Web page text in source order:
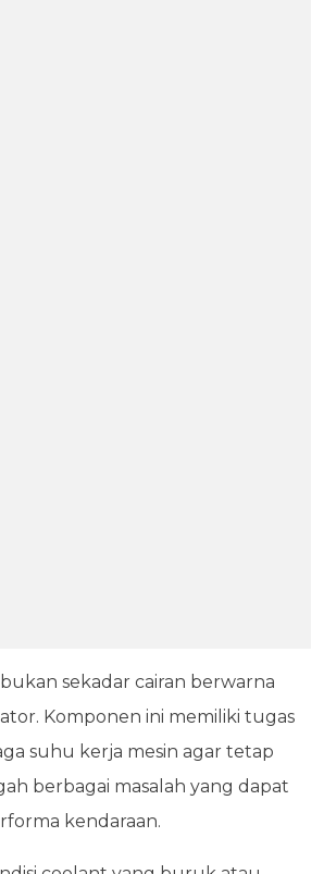
sekadar cairan berwarna
Komponen ini memiliki tugas
suhu kerja mesin agar tetap
berbagai masalah yang dapat
kendaraan.